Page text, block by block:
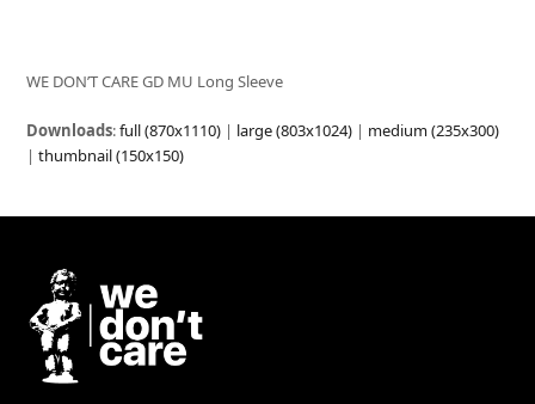
WE DON’T CARE GD MU Long Sleeve
Downloads:full (870x1110) | large (803x1024) | medium (235x300)
|thumbnail (150x150)